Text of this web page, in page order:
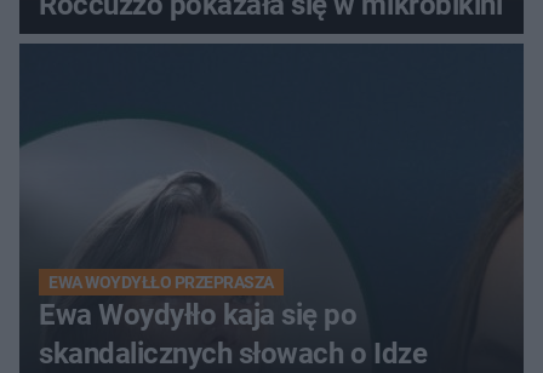
EWA WOYDYŁŁO PRZEPRASZA
Ewa Woydyłło kaja się po
skandalicznych słowach o Idze